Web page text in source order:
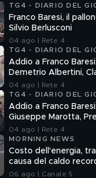
TG4 - DIARIO DEL
Franco Baresi, il
Silvio Berlusconi
04 ago | Rete 4
TG4 - DIARIO DEL
Addio a Franco
Demetrio Albertini,
Giovanni Galli
04 ago | Rete 4
TG4 - DIARIO DEL
Addio a Franco
Giuseppe Marotta,
04 ago | Rete 4
MORNING NEWS
Costo dell'energia,
causa del caldo
06 ago | Canale 5